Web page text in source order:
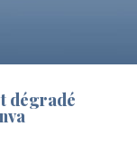
dégradé